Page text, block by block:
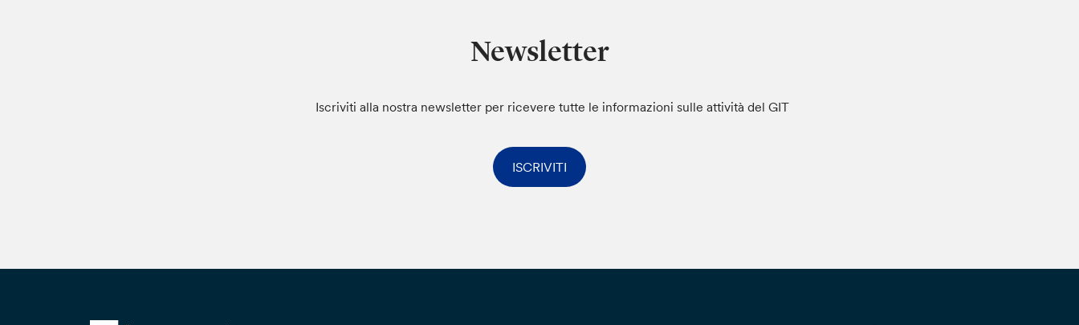
Newsletter
Iscriviti alla nostra newsletter per ricevere tutte le informazioni sulle attività del GIT
ISCRIVITI